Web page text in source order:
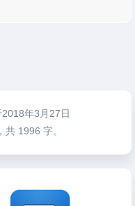
年3月27日
共 1996 字。